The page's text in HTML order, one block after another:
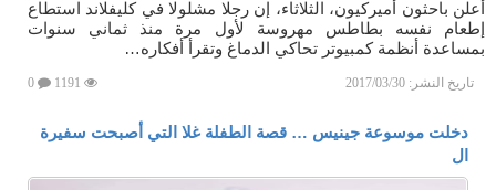
أعلن باحثون أميركيون، الثلاثاء، إن رجلا مشلولا في كليفلاند استطاع
إطعام نفسه بطاطس مهروسة لأول مرة منذ ثماني سنوات
بمساعدة أنظمة كمبيوتر تحاكي الدماغ وتقرأ أفكاره…
تاريخ النشر: 2017/03/30
دخلت موسوعة جينيس … قصة الطفلة غلا التي أصبحت سفيرة
ال